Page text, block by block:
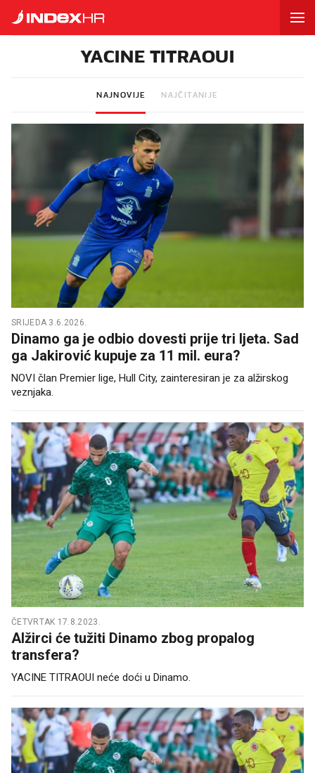
YACINE TITRAOUI
NAJNOVIJE NAJČITANIJE
SRIJEDA 3.6.2026.
Dinamo ga je odbio dovesti prije tri ljeta. Sad
ga Jakirović kupuje za 11 mil. eura?
NOVI član Premier lige, Hull City, zainteresiran je za alžirskog
veznjaka.
ČETVRTAK 17.8.2023.
Alžirci će tužiti Dinamo zbog propalog
transfera?
YACINE TITRAOUI neće doći u Dinamo.